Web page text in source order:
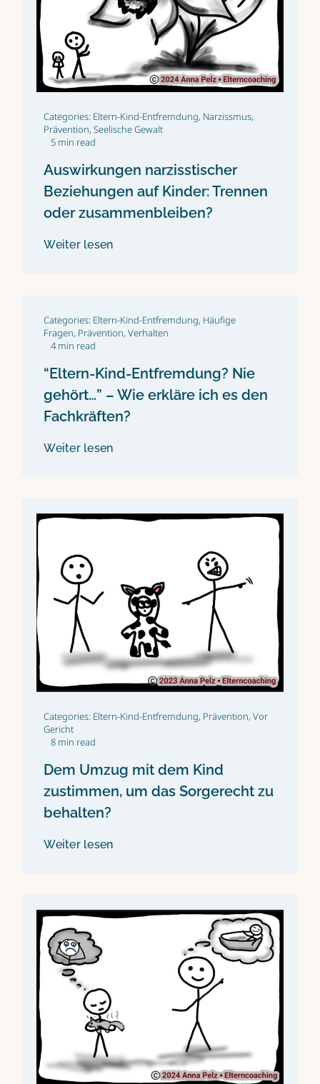
Categories: Eltern-Kind-Entfremdung, Narzissmus,
Prävention,Seelische Gewalt
5 min read
Auswirkungen narzisstischer
Beziehungen auf Kinder: Trennen
oder zusammenbleiben?
Weiter lesen
Categories: Eltern-Kind-Entfremdung, Häufige
Fragen, Prävention,Verhalten
4 min read
“Eltern-Kind-Entfremdung? Nie
gehört…” – Wie erkläre ich es den
Fachkräften?
Weiter lesen
Categories: Eltern-Kind-Entfremdung, Prävention,Vor
Gericht
8 min read
Dem Umzug mit dem Kind
zustimmen, um das Sorgerecht zu
behalten?
Weiter lesen